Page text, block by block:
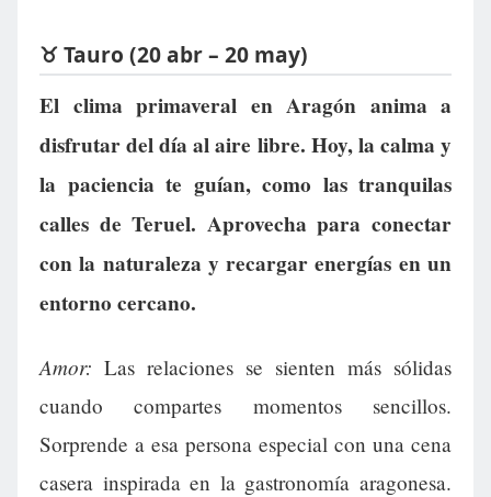
♉ Tauro (20 abr – 20 may)
El clima primaveral en Aragón anima a
disfrutar del día al aire libre. Hoy, la calma y
la paciencia te guían, como las tranquilas
calles de Teruel. Aprovecha para conectar
con la naturaleza y recargar energías en un
entorno cercano.
Amor: Las relaciones se sienten más sólidas
cuando compartes momentos sencillos.
Sorprende a esa persona especial con una cena
casera inspirada en la gastronomía aragonesa.